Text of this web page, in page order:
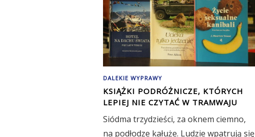
DALEKIE WYPRAWY
KSIĄŻKI PODRÓŻNICZE, KTÓRYCH
LEPIEJ NIE CZYTAĆ W TRAMWAJU
Siódma trzydzieści, za oknem ciemno,
na podłodze kałuże. Ludzie wpatrują się